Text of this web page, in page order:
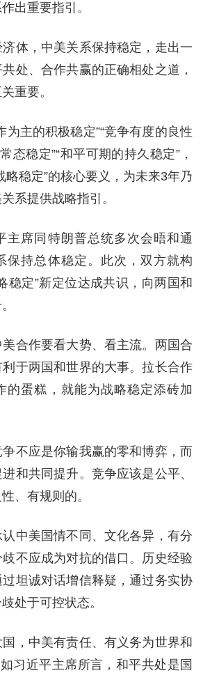
出重要指引。
体，中美关系保持稳定，走出一
处、合作共赢的正确相处之道，
重要。
为主的积极稳定”“竞争有度的良性
态稳定”“和平可期的持久稳定”，
略稳定”的核心要义，为未来3年乃
系提供战略指引。
主席同特朗普总统多次会晤和通
保持总体稳定。此次，双方就构
稳定”新定位达成共识，向两国和
合作要看大势、看主流。两国合
于两国和世界的大事。拉长合作
的蛋糕，就能为战略稳定添砖加
不应是你输我赢的零和博弈，而
和共同提升。竞争应该是公平、
、有规则的。
中美国情不同、文化各异，有分
不应成为对抗的借口。历史经验
坦诚对话增信释疑，通过务实协
处于可控状态。
，中美有责任、有义务为世界和
习近平主席所言，和平共处是国